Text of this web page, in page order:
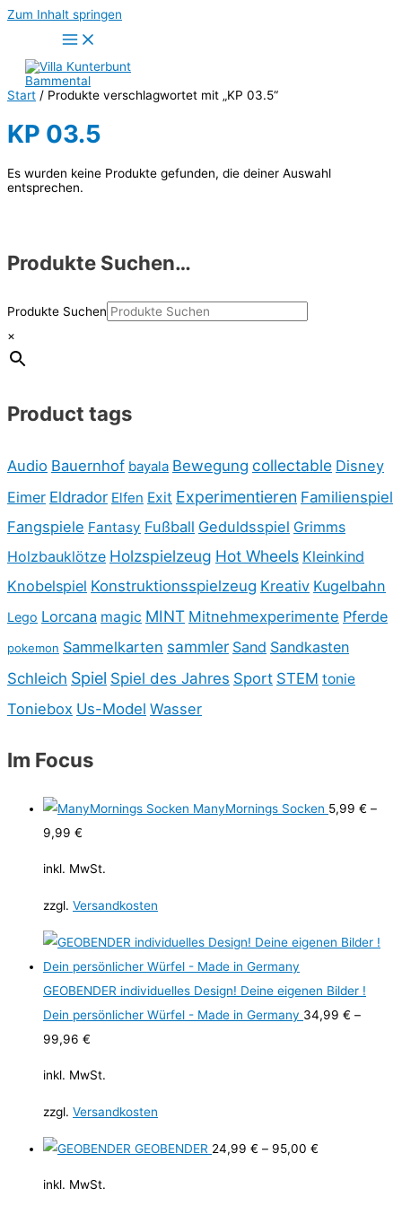
Zum Inhalt springen
Start / Produkte verschlagwortet mit „KP 03.5“
KP 03.5
Es wurden keine Produkte gefunden, die deiner Auswahl
entsprechen.
Produkte Suchen…
Produkte Suchen
×
Product tags
Audio Bauernhof bayala Bewegung collectable Disney
Eimer Eldrador Elfen Exit Experimentieren Familienspiel
Fangspiele Fantasy Fußball Geduldsspiel Grimms
Holzbauklötze Holzspielzeug Hot Wheels Kleinkind
Knobelspiel Konstruktionsspielzeug Kreativ Kugelbahn
Lego Lorcana magic MINT Mitnehmexperimente Pferde
pokemon Sammelkarten sammler Sand Sandkasten
Schleich Spiel Spiel des Jahres Sport STEM tonie
Toniebox Us-Model Wasser
Im Focus
ManyMornings Socken 5,99 € –
9,99 €
inkl. MwSt.
zzgl. Versandkosten
GEOBENDER individuelles Design! Deine eigenen Bilder !
Dein persönlicher Würfel - Made in Germany 34,99 € –
99,96 €
inkl. MwSt.
zzgl. Versandkosten
GEOBENDER 24,99 € – 95,00 €
inkl. MwSt.